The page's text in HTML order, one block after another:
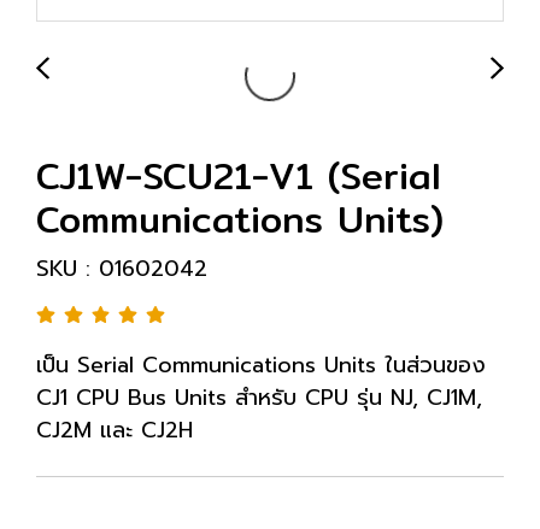
CJ1W-SCU21-V1 (Serial
Communications Units)
SKU : 01602042
เป็น Serial Communications Units ในส่วนของ
CJ1 CPU Bus Units สำหรับ CPU รุ่น NJ, CJ1M,
CJ2M และ CJ2H